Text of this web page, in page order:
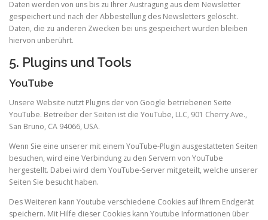
Daten werden von uns bis zu Ihrer Austragung aus dem Newsletter
gespeichert und nach der Abbestellung des Newsletters gelöscht.
Daten, die zu anderen Zwecken bei uns gespeichert wurden bleiben
hiervon unberührt.
5. Plugins und Tools
YouTube
Unsere Website nutzt Plugins der von Google betriebenen Seite
YouTube. Betreiber der Seiten ist die YouTube, LLC, 901 Cherry Ave.,
San Bruno, CA 94066, USA.
Wenn Sie eine unserer mit einem YouTube-Plugin ausgestatteten Seiten
besuchen, wird eine Verbindung zu den Servern von YouTube
hergestellt. Dabei wird dem YouTube-Server mitgeteilt, welche unserer
Seiten Sie besucht haben.
Des Weiteren kann Youtube verschiedene Cookies auf Ihrem Endgerät
speichern. Mit Hilfe dieser Cookies kann Youtube Informationen über